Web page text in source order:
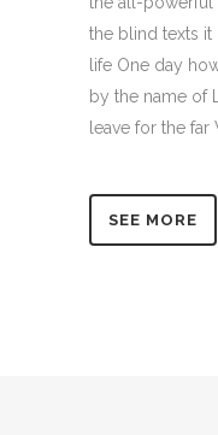
the blind texts it
life One day
by the name of
leave for the
SEE MORE